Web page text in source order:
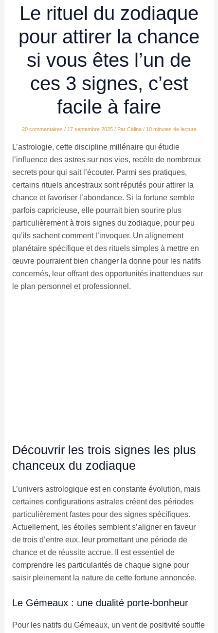
Le rituel du zodiaque
pour attirer la chance
si vous êtes l’un de
ces 3 signes, c’est
facile à faire
20 commentaires / 17 septembre 2025 / Par Céline / 10 minutes de lecture
L’astrologie, cette discipline millénaire qui étudie
l’influence des astres sur nos vies, recèle de nombreux
secrets pour qui sait l’écouter. Parmi ses pratiques,
certains rituels ancestraux sont réputés pour attirer la
chance et favoriser l’abondance. Si la fortune semble
parfois capricieuse, elle pourrait bien sourire plus
particulièrement à trois signes du zodiaque, pour peu
qu’ils sachent comment l’invoquer. Un alignement
planétaire spécifique et des rituels simples à mettre en
œuvre pourraient bien changer la donne pour les natifs
concernés, leur offrant des opportunités inattendues sur
le plan personnel et professionnel.
Découvrir les trois signes les plus
chanceux du zodiaque
L’univers astrologique est en constante évolution, mais
certaines configurations astrales créent des périodes
particulièrement fastes pour des signes spécifiques.
Actuellement, les étoiles semblent s’aligner en faveur
de trois d’entre eux, leur promettant une période de
chance et de réussite accrue. Il est essentiel de
comprendre les particularités de chaque signe pour
saisir pleinement la nature de cette fortune annoncée.
Le Gémeaux : une dualité porte-bonheur
Pour les natifs du Gémeaux, un vent de positivité souffle